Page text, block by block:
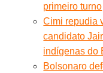
primeiro turno
Cimi repudia
candidato
indígenas do
Bolsonaro